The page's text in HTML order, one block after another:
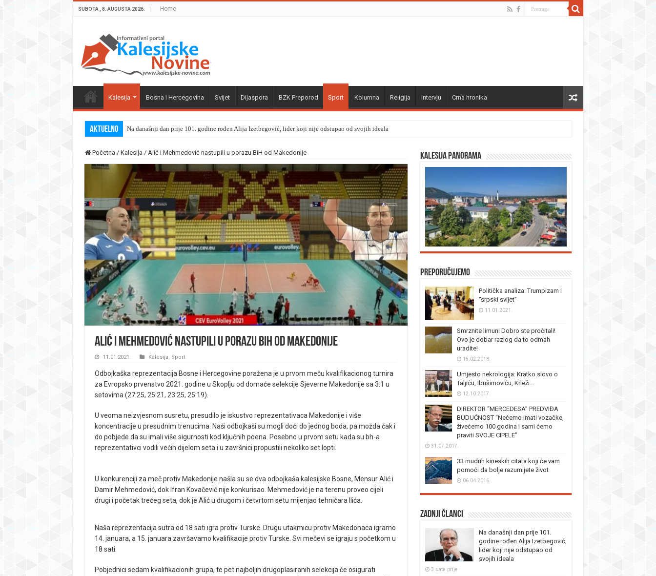
SUBOTA , 8. AUGUSTA 2026. Home
Kalesija Bosna i Hercegovina Svijet Dijaspora BZK Preporod Sport Kolumna Religija Intervju Crna hronika
Aktuelno Na današnji dan prije 101. godine rođen Alija Izetbegović, lider koji nije odstupao od svojih ideala
Početna / Kalesija / Alić i Mehmedović nastupili u porazu BiH od Makedonije
Alić i Mehmedović nastupili u porazu BiH od Makedonije
11.01.2021. Kalesija, Sport
Odbojkaška reprezentacija Bosne i Hercegovine poražena je u prvom meču kvalifikacionog turnira
za Evropsko prvenstvo 2021. godine u Skoplju od domaće selekcije Sjeverne Makedonije sa 3:1 u
setovima (27:25, 25:21, 23:25, 25:19).
U veoma neizvjesnom susretu, presudilo je iskustvo reprezentativaca Makedonije i više
koncentracije u presudnim trenucima. Naši odbojkaši su mogli doći do jednog boda, pa možda čak i
do pobjede da su imali više sigurnosti kod ključnih poena. Posebno u prvom setu kada su bh-a
reprezentativci vodili većih dijelom seta i u završnici propustili nekoliko set lopti.
U konkurenciji za meč protiv Makedonije našla su se dva odbojkaša kalesijske Bosne, Mensur Alić i
Damir Mehmedović, dok Ifran Kovačević nije konkurisao. Mehmedović je na terenu proveo cijeli
drugi i početak trećeg seta, dok je Alić u drugom i četvrtom setu mijenjao tehničara Ilića.
Naša reprezentacija sutra od 18 sati igra protiv Turske. Drugu utakmicu protiv Makedonaca igramo
14. januara, a 15. januara završavamo kvalifikacije protiv Turske. Svi mečevi se igraju s početkom u
18 sati.
Pobjednici sedam kvalifikacionih grupa, te pet najboljih drugoplasiranih selekcija će osigurati
Kalesija panorama
Preporučujemo
Politička analiza: Trumpizam i
“srpski svijet”
11.01.2021.
Smrznite limun! Dobro ste pročitali!
Ovo je dobar razlog da to odmah
uradite!
15.02.2018.
Umjesto nekrologija: Kratko slovo o
Taljiću, Ibrišimoviću, Krleži…
12.10.2017.
DIREKTOR “MERCEDESA” PREDVIĐA
BUDUĆNOST “Nećemo imati vozačke,
živećemo 100 godina i sami ćemo
praviti SVOJE CIPELE”
31.07.2017.
33 mudrih kineskih citata koji će vam
pomoći da bolje razumijete život
06.04.2016.
Zadnji članci
Na današnji dan prije 101.
godine rođen Alija Izetbegović,
lider koji nije odstupao od
svojih ideala
3 sata prije